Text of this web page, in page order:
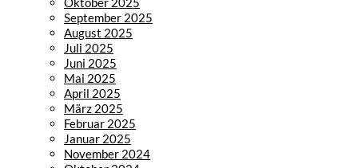
September 2025
August 2025
Juli 2025
Juni 2025
Mai 2025
April 2025
März 2025
Februar 2025
Januar 2025
November 2024